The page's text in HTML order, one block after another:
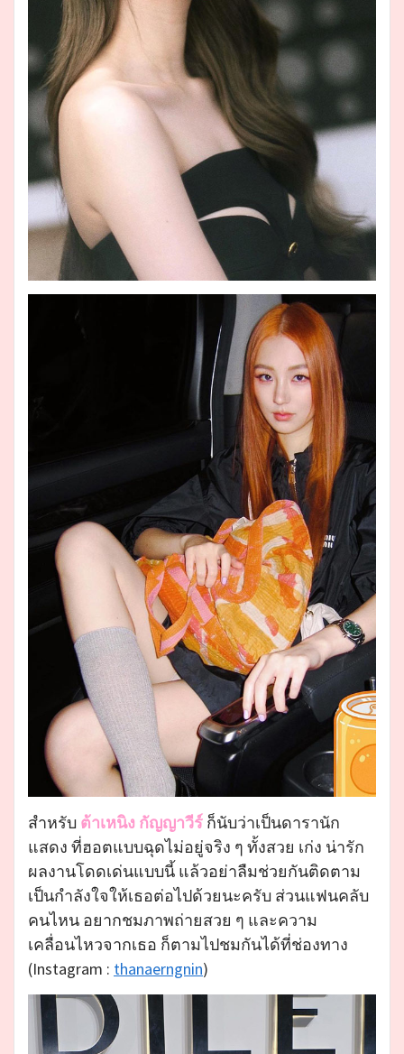
สำหรับ ต้าเหนิง กัญญาวีร์ ก็นับว่าเป็นดารานัก
แสดง ที่ฮอตแบบฉุดไม่อยู่จริง ๆ ทั้งสวย เก่ง น่ารัก
ผลงานโดดเด่นแบบนี้ แล้วอย่าลืมช่วยกันติดตาม
เป็นกำลังใจให้เธอต่อไปด้วยนะครับ ส่วนแฟนคลับ
คนไหน อยากชมภาพถ่ายสวย ๆ และความ
เคลื่อนไหวจากเธอ ก็ตามไปชมกันได้ที่ช่องทาง
(Instagram : thanaerngnin)